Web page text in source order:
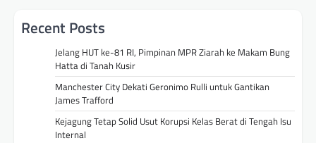
Recent Posts
Jelang HUT ke-81 RI, Pimpinan MPR Ziarah ke Makam Bung
Hatta di Tanah Kusir
Manchester City Dekati Geronimo Rulli untuk Gantikan
James Trafford
Kejagung Tetap Solid Usut Korupsi Kelas Berat di Tengah Isu
Internal